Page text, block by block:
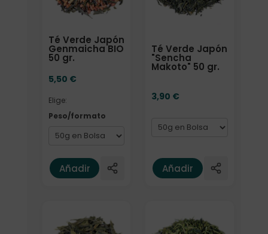
Té Verde Japón
Genmaicha BIO
50 gr.
5,50 €
Elige:
Peso/formato
Añadir
Té Verde Japón
"Sencha
Makoto" 50 gr.
3,90 €
Añadir
Elige: Peso/formato